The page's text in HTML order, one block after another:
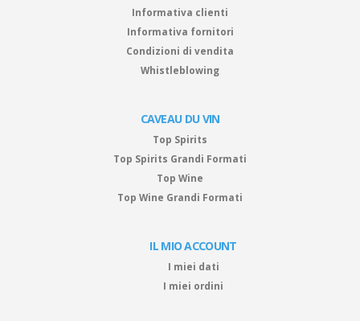
Informativa clienti
Informativa fornitori
Condizioni di vendita
Whistleblowing
CAVEAU DU VIN
Top Spirits
Top Spirits Grandi Formati
Top Wine
Top Wine Grandi Formati
IL MIO ACCOUNT
I miei dati
I miei ordini